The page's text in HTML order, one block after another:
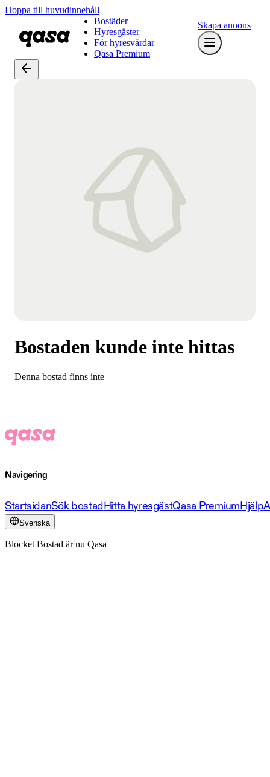
Hoppa till huvudinnehåll
Bostäder
Hyresgäster
För hyresvärdar
Qasa Premium
Skapa annons
Bostaden kunde inte hittas
Denna bostad finns inte
Navigering
StartsidanSök bostadHitta hyresgästQasa PremiumHjälp
Svenska
Blocket Bostad är nu Qasa